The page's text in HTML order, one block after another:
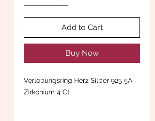
Add to Cart
Buy Now
Verlobungsring Herz Silber 925 5A
Zirkonium 4 Ct